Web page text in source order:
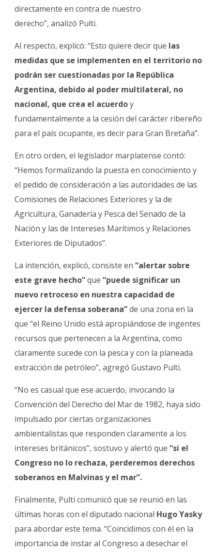
directamente en contra de nuestro
derecho”, analizó Pulti.
Al respecto, explicó: “Esto quiere decir que las
medidas que se implementen en el territorio no
podrán ser cuestionadas por la República
Argentina, debido al poder multilateral, no
nacional, que crea el acuerdoy
fundamentalmente a la cesión del carácter ribereño
para el país ocupante, es decir para Gran Bretaña”.
En otro orden, el legislador marplatense contó:
“Hemos formalizando la puesta en conocimiento y
el pedido de consideración a las autoridades de las
Comisiones de Relaciones Exteriores y la de
Agricultura, Ganadería y Pesca del Senado de la
Nación y las de Intereses Marítimos y Relaciones
Exteriores de Diputados”.
La intención, explicó, consiste en “alertar sobre
este grave hecho”que “puede significar un
nuevo retroceso en nuestra capacidad de
ejercer la defensa soberana”de una zona en la
que “el Reino Unido está apropiándose de ingentes
recursos que pertenecen a la Argentina, como
claramente sucede con la pesca y con la planeada
extracción de petróleo”, agregó Gustavo Pulti.
“No es casual que ese acuerdo, invocando la
Convención del Derecho del Mar de 1982, haya sido
impulsado por ciertas organizaciones
ambientalistas que responden claramente a los
intereses británicos”, sostuvo y alertó que “si el
Congreso no lo rechaza, perderemos derechos
soberanos en Malvinas y el mar”.
Finalmente, Pulti comunicó que se reunió en las
últimas horas con el diputado nacional Hugo Yasky
para abordar este tema. “Coincidimos con él en la
importancia de instar al Congreso a desechar el